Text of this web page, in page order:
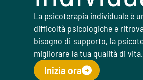
La psicoterapia individuale è
difficoltà psicologiche e
bisogno di supporto, la
migliorare la tua qualità di vita.
Inizia ora